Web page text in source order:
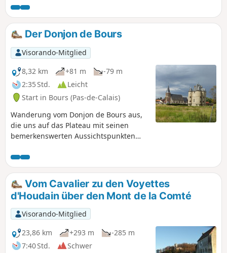
Eguerguettes geht es wieder hinunter
zum Dorf. Achtung: Der Abstieg ist bei
nassem Wetter schwierig. Zum Abschluss
machen wir einen kleinen Rundgang
durch die Gassen von Bours.
Der Donjon de Bours
Visorando-Mitglied
8,32 km
+81 m
-79 m
2:35 Std.
Leicht
Start in Bours (Pas-de-Calais)
Wanderung vom Donjon de Bours aus,
die uns auf das Plateau mit seinen
bemerkenswerten Aussichtspunkten
Dorf und machen zum Abschluss einen
kleinen Rundgang durch die Gassen
von Bours.
Vom Cavalier zu den Voyettes
d'Houdain über den Mont de la Comté
Visorando-Mitglied
23,86 km
+293 m
-285 m
7:40 Std.
Schwer